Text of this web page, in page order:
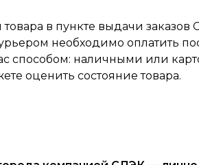
в пункте выдачи заказов
необходимо оплатить
способом: наличными или
оценить состояние товара.